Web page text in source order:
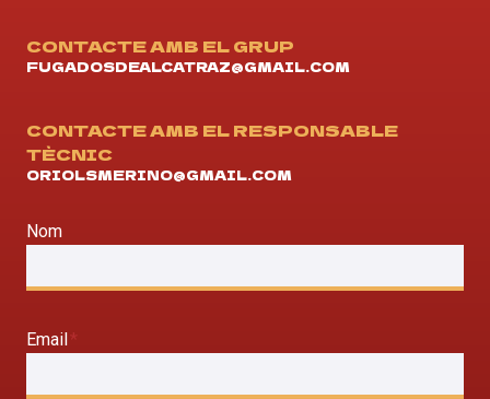
CONTACTE AMB EL GRUP
FUGADOSDEALCATRAZ@GMAIL.COM
CONTACTE AMB EL RESPONSABLE
TÈCNIC
ORIOLSMERINO@GMAIL.COM
Nom
Email *